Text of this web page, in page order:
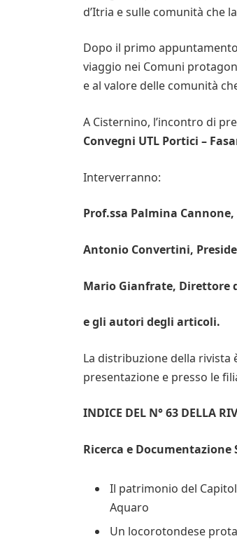
d’Itria e sulle comunità che
Dopo il primo
viaggio nei Comuni
e al valore delle comunità
A Cisternino, l’incontro di
Convegni UTL Portici –
Interverranno:
Prof.ssa Palmina Cannone,
Antonio Convertini,
Mario Gianfrate, Direttore
e gli autori degli articoli.
La distribuzione della
presentazione e presso le
INDICE DEL N° 63 DELLA
Ricerca e Documentazione
Il patrimonio del
Aquaro
Un locorotondese